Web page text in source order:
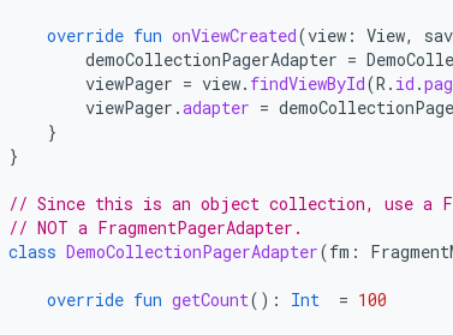
override fun onViewCreated(view : View,
demoCollectionPagerAdapter =
viewPager = view. findViewById(R . id .
viewPager .adapter =
}
}
// Since this is an object collection, use a
// NOT a FragmentPagerAdapter.
class DemoCollectionPagerAdapter(fm :
override fun getCount(): Int = 100